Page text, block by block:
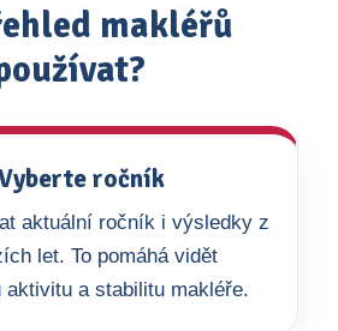
makléřů
ročník
aktuální ročník i výsledky z
let. To pomáhá vidět
aktivitu a stabilitu makléře.